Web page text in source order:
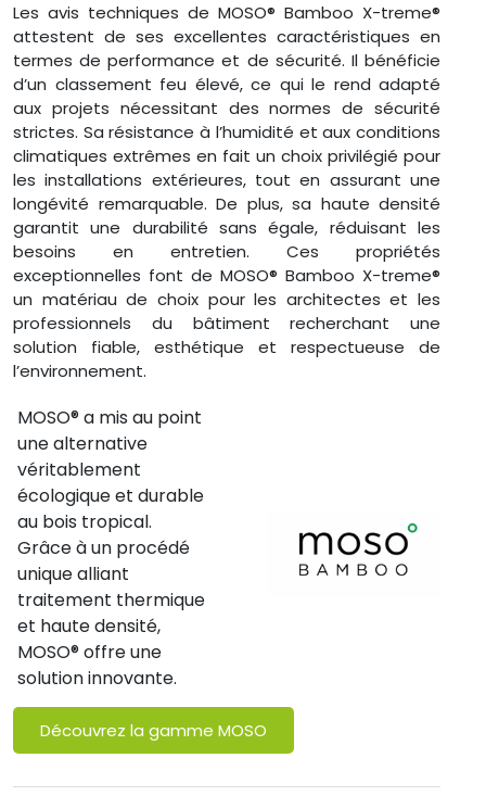
Les avis techniques de MOSO® Bamboo X-treme®
attestent de ses excellentes caractéristiques en
termes de performance et de sécurité. Il bénéficie
d’un classement feu élevé, ce qui le rend adapté
aux projets nécessitant des normes de sécurité
strictes. Sa résistance à l’humidité et aux conditions
climatiques extrêmes en fait un choix privilégié pour
les installations extérieures, tout en assurant une
longévité remarquable. De plus, sa haute densité
garantit une durabilité sans égale, réduisant les
besoins en entretien. Ces propriétés
exceptionnelles font de MOSO® Bamboo X-treme®
un matériau de choix pour les architectes et les
professionnels du bâtiment recherchant une
solution fiable, esthétique et respectueuse de
l’environnement.
MOSO® a mis au point
une alternative
véritablement
écologique et durable
au bois tropical.
Grâce à un procédé
unique alliant
traitement thermique
et haute densité,
MOSO® offre une
solution innovante.
Découvrez la gamme MOSO